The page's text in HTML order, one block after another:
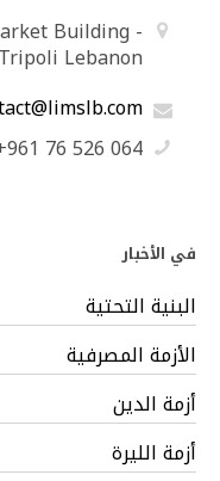
Building -
Tripoli Lebanon
76 526 064
في الأخبار
البنية التحتية
الأزمة المصرفية
أزمة الدين
أزمة الليرة